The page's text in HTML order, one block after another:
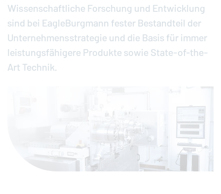
Wissenschaftliche Forschung und Entwicklung
sind bei EagleBurgmann fester Bestandteil der
Unternehmensstrategie und die Basis für immer
leistungsfähigere Produkte sowie State-of-the-
Art Technik.